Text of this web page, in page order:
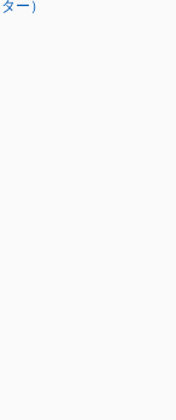
ー）